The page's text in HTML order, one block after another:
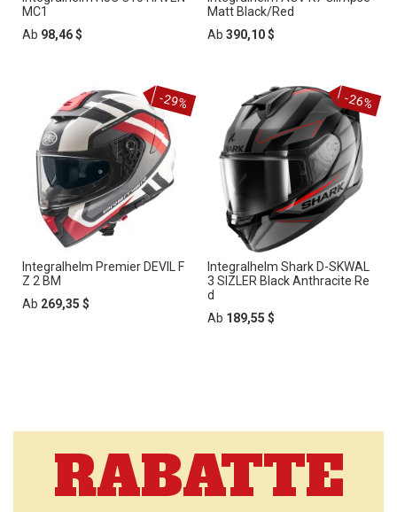
MC1
Ab 98,46 $
Matt Black/Red
Ab 390,10 $
Integralhelm Premier DEVIL F
Z 2 BM
Ab 269,35 $
-29%
Integralhelm Shark D-SKWAL
3 SIZLER Black Anthracite Re
d
Ab 189,55 $
-26%
RABATTE